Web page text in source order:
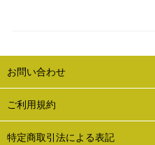
お問い合わせ
ご利用規約
特定商取引法による表記